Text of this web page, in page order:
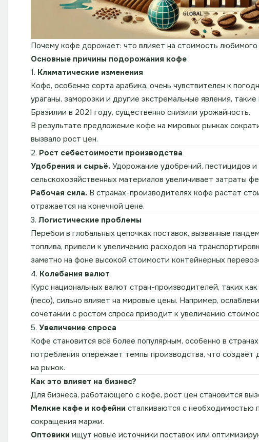
Почему кофе дорожает: что влияет на стоимость любимого
Основные причины подорожания кофе
1. Климатические изменения
Кофе, особенно сорта арабика, очень чувствителен к
ураганы, заморозки и другие экстремальные явления,
Бразилии в 2021 году, существенно снизили урожайность.
В результате предложение кофе на мировых рынках
вызвало рост цен.
2. Рост себестоимости производства
Удобрения и сырьё. Удорожание удобрений, пестицидов и
сельскохозяйственных материалов увеличивает затраты
Рабочая сила. В странах-производителях кофе растёт
отражается на конечной цене.
3. Логистические проблемы
Перебои в глобальных цепочках поставок, вызванные
топлива, привели к увеличению расходов на
заметно на фоне высокой стоимости контейнерных
4. Колебания валют
Курс национальных валют стран-производителей, таких
(песо), сильно влияет на мировые цены. Например,
сочетании с ростом спроса приводит к увеличению
5. Увеличение спроса
Кофе становится всё более популярным, особенно в
потребления опережает темпы производства, что создаёт
на рынок.
Как это влияет на бизнес?
Для бизнеса, работающего с кофе, рост цен становится
Мелкие кафе и кофейни сталкиваются с необходимостью
сокращения маржи.
Оптовики ищут новые источники поставок или